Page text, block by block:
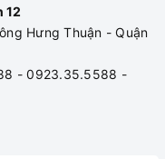
12
Hưng Thuận - Quận
- 0923.35.5588 -